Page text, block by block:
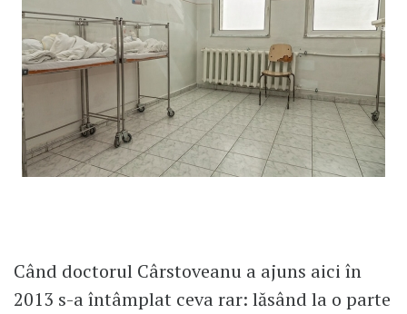
Când doctorul Cârstoveanu a ajuns aici în
2013 s-a întâmplat ceva rar: lăsând la o parte